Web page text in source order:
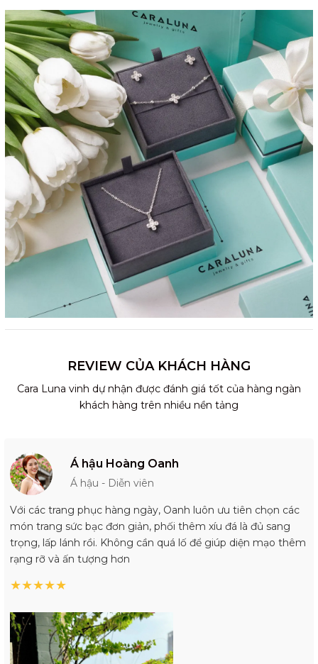
REVIEW CỦA KHÁCH HÀNG
Cara Luna vinh dự nhận được đánh giá tốt của hàng ngàn
khách hàng trên nhiều nền tảng
Á hậu Hoàng Oanh
Á hậu - Diễn viên
Với các trang phục hàng ngày, Oanh luôn ưu tiên chọn các
món trang sức bạc đơn giản, phối thêm xíu đá là đủ sang
trọng, lấp lánh rồi. Không cần quá lố để giúp diện mạo thêm
rạng rỡ và ấn tượng hơn
★★★★★